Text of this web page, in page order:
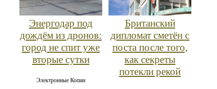
Энергодар под
дождём из дронов:
город не спит уже
вторые сутки
Электронные Копии
Британский
дипломат сметён с
поста после того,
как секреты
потекли рекой